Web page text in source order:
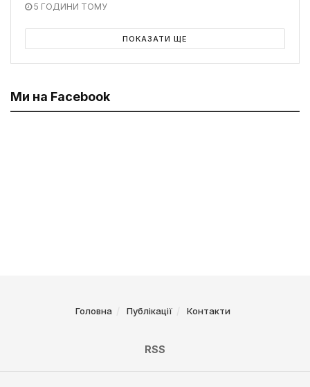
5 ГОДИНИ ТОМУ
ПОКАЗАТИ ЩЕ
Ми на Facebook
Головна Публікації Контакти
RSS